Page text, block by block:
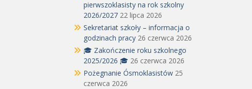
pierwszoklasisty na rok szkolny
2026/2027 22 lipca 2026
Sekretariat szkoły – informacja o
godzinach pracy 26 czerwca 2026
🎓 Zakończenie roku szkolnego
2025/2026 🎓 26 czerwca 2026
Pożegnanie Ósmoklasistów 25
czerwca 2026